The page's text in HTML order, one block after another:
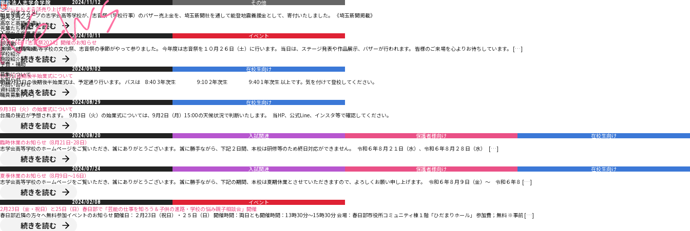
学校法人志学会学院
志学会高等学校
ここがオススメ!
選べるコース
高卒と高認の違い
先輩たちの声
入学から卒業まで
スクールライフ
部活動
進学・就職実績
学校紹介
施設紹介
学費・補助
アクセス
募集について
お知らせ
お問い合わせ
資料請求
職員募集(PDF)
2024/11/12
その他
志学会高校志音祭売り上げ寄付
明星学園グループの志学会高等学校が、志音祭（学校行事）のバザー売上金を、埼玉新聞社を通して能登地震義援金として、寄付いたしました。 《埼玉新聞掲載》
続きを読む
2024/10/11
イベント
10月26日『志音祭2024』開催のお知らせ
今年も志学会高等学校の文化祭、志音祭の季節がやって参りました。 今年度は志音祭を１０月２６日（土）に行います。 当日は、ステージ発表や作品展示、バザーが行われます。 皆様のご来場を心よりお待ちしています。 […]
続きを読む
2024/09/02
在校生向け
9月3日後期後半始業式について
明日9月3日の後期後半始業式は、予定通り行います。 バスは 8:40 3年次生 9:10 2年次生 9:40 1年次生 以上です。気を付けて登校してください。
続きを読む
2024/08/29
在校生向け
9月3日（火）の始業式について
台風の接近が予想されます。 9月3日（火）の始業式については、9月2日（月）15:00の天候状況で判断いたします。 当HP、公式Line、インスタ等で確認してください。
続きを読む
2024/08/20 入試関連 保護者様向け
在校生向け
臨時休業のお知らせ（8月21日･28日）
志学会高等学校のホームページをご覧いただき、誠にありがとうございます。 誠に勝手ながら、下記２日間、本校は研修等のため終日対応ができません。 令和６年８月２１日（水）、令和６年８月２８日（水） […]
続きを読む
2024/07/24 入試関連 保護者様向け
在校生向け
夏季休業のお知らせ（8月9日～16日）
志学会高等学校のホームページをご覧いただき、誠にありがとうございます。 誠に勝手ながら、下記の期間、本校は夏期休業とさせていただきますので、よろしくお願い申し上げます。 令和６年８月９日（金）～ 令和６年８ […]
続きを読む
2024/02/08
イベント
2月23日（金・祝日）と25日（日）春日部で「芸能の仕事を知ろう＆子供の進路・学校の悩み親子相談会」開催
春日部近隣の方々へ無料参加イベントのお知らせ 開催日：２月23日（祝日）・２５日（日） 開催時間：両日とも開催時間：13時30分～15時30分 会場：春日部市役所コミュニティ棟１階「ひだまりホール」 参加費；無料 ※事前 […]
続きを読む